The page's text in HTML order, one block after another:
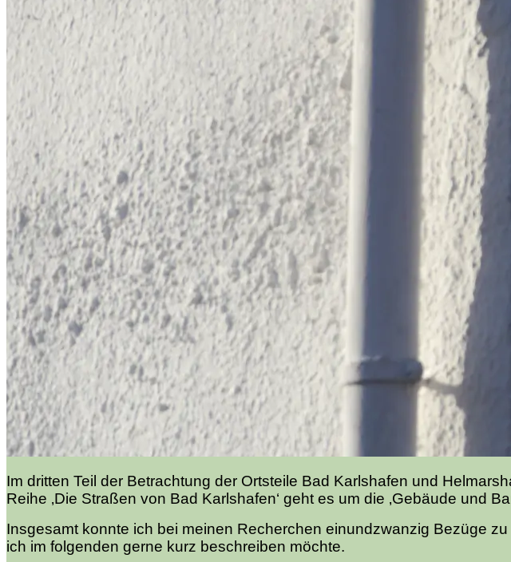
Im dritten Teil der Betrachtung der Ortsteile Bad Karlshafen und
Reihe ‚Die Straßen von Bad Karlshafen‘ geht es um die ‚Gebäude und
Insgesamt konnte ich bei meinen Recherchen einundzwanzig Bezüge
ich im folgenden gerne kurz beschreiben möchte.